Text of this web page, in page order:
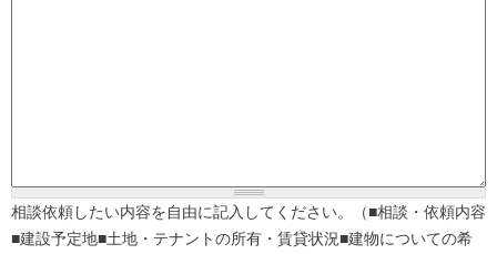
相談依頼したい内容を自由に記入してください。（■相談・依頼内容
■建設予定地■土地・テナントの所有・賃貸状況■建物についての希